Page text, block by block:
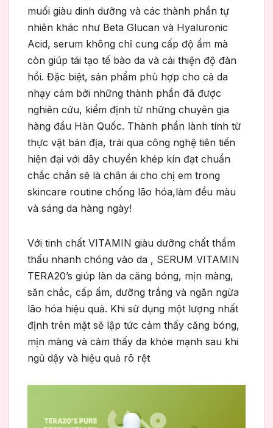
muối giàu dinh dưỡng và các thành phần tự
nhiên khác như Beta Glucan và Hyaluronic
Acid, serum không chỉ cung cấp độ ẩm mà
còn giúp tái tạo tế bào da và cải thiện độ đàn
hồi. Đặc biệt, sản phẩm phù hợp cho cả da
nhạy cảm bởi những thành phần đã được
nghiên cứu, kiểm định từ những chuyên gia
hàng đầu Hàn Quốc. Thành phần lành tính từ
thực vật bản địa, trải qua công nghệ tiên tiến
hiện đại với dây chuyền khép kín đạt chuẩn
chắc chắn sẽ là chân ái cho chị em trong
skincare routine chống lão hóa,làm đều màu
và sáng da hàng ngày!
Với tinh chất VITAMIN giàu dưỡng chất thẩm
thấu nhanh chóng vào da , SERUM VITAMIN
TERA20’s giúp làn da căng bóng, mịn màng,
săn chắc, cấp ẩm, dưỡng trắng và ngăn ngừa
lão hóa hiệu quả. Khi sử dụng một lượng nhất
định trên mặt sẽ lập tức cảm thấy căng bóng,
mịn màng và cảm thấy da khỏe mạnh sau khi
ngủ dậy và hiệu quả rõ rệt